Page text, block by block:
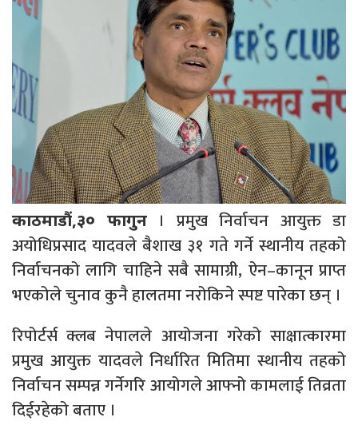
काठमाडौं,३० फागुन। प्रमुख निर्वाचन आयुक्त डा
अयोधिप्रसाद यादवले बैशाख ३१ गते गर्ने स्थानीय तहको
निर्वाचनको लागि चाहिने सबै सामाग्री, ऐन–कानून प्राप्त
भएकोले चुनाव कुनै हालतमा नरोकिने स्पष्ट पारेका छन् ।
रिपोर्टर्स क्लब नेपालले आयोजना गरेको साक्षात्कारमा
प्रमुख आयुक्त यादवले निर्धारित मितिमा स्थानीय तहको
निर्वाचन सम्पन्न गर्नेगरि आयोगले आफ्नो कामलाई तिव्रता
दिईरहेको बताए ।